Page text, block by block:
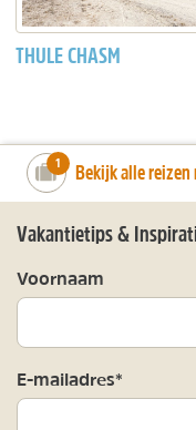
THULE CHASM
number_of_trips:
1 Bekijk alle
Vakantietips &
Voornaam
E-mailadres*